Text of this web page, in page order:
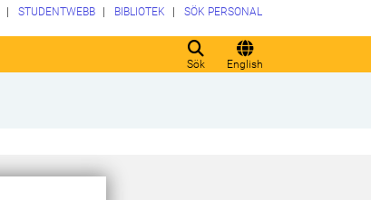
Sök English
STUDENTWEBB BIBLIOTEK SÖK PERSONAL